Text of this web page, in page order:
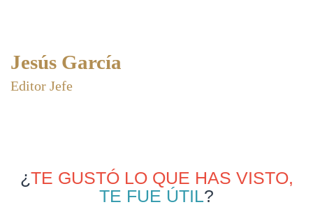
Jesús García
Editor Jefe
¿TE GUSTÓ LO QUE HAS VISTO,
TE FUE ÚTIL?